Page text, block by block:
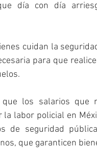
día con día
cuidan la
para que
los salarios que
la labor policial en
de seguridad
que garanticen